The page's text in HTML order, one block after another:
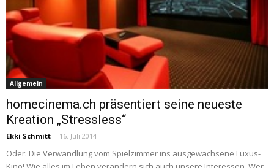
Allgemein
homecinema.ch präsentiert seine neueste
Kreation „Stressless“
Ekki Schmitt - 16. Juli 2014
Oder: Die Verwandlung vom Spielzimmer ins ausgewachsene Luxus-